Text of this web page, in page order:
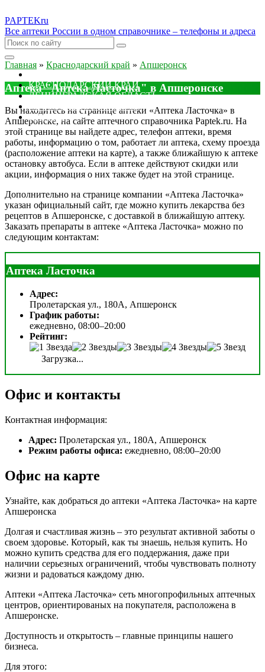
PAPTEKru
Все аптеки России в одном справочнике – телефоны и адреса
КРАСНОДАРСКИЙ КРАЙ
ЛЕНИНГРАДСКАЯ ОБЛАСТЬ
ДРУГИЕ
Главная » Краснодарский край » Апшеронск
Аптека "Аптека Ласточка" в Апшеронске
Вы находитесь на странице аптеки «Аптека Ласточка» в
Апшеронске, на сайте аптечного справочника Paptek.ru. На
этой странице вы найдете адрес, телефон аптеки, время
работы, информацию о том, работает ли аптека, схему проезда
(расположение аптеки на карте), а также ближайшую к аптеке
остановку автобуса. Если в аптеке действуют скидки или
акции, информация о них также будет на этой странице.
Дополнительно на странице компании «Аптека Ласточка»
указан официальный сайт, где можно купить лекарства без
рецептов в Апшеронске, с доставкой в ближайшую аптеку.
Заказать препараты в аптеке «Аптека Ласточка» можно по
следующим контактам:
Аптека Ласточка
Адрес:
Пролетарская ул., 180А, Апшеронск
График работы:
ежедневно, 08:00–20:00
Рейтинг:
Загрузка...
Офис и контакты
Контактная информация:
Адрес: Пролетарская ул., 180А, Апшеронск
Режим работы офиса: ежедневно, 08:00–20:00
Офис на карте
Узнайте, как добраться до аптеки «Аптека Ласточка» на карте
Апшеронска
Долгая и счастливая жизнь – это результат активной заботы о
своем здоровье. Который, как ты знаешь, нельзя купить. Но
можно купить средства для его поддержания, даже при
наличии серьезных ограничений, чтобы чувствовать полноту
жизни и радоваться каждому дню.
Аптеки «Аптека Ласточка» сеть многопрофильных аптечных
центров, ориентированых на покупателя, расположена в
Апшеронске.
Доступность и открытость – главные принципы нашего
бизнеса.
Для этого: